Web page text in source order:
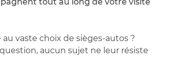
vaste choix de sièges-autos ?
aucun sujet ne leur résiste